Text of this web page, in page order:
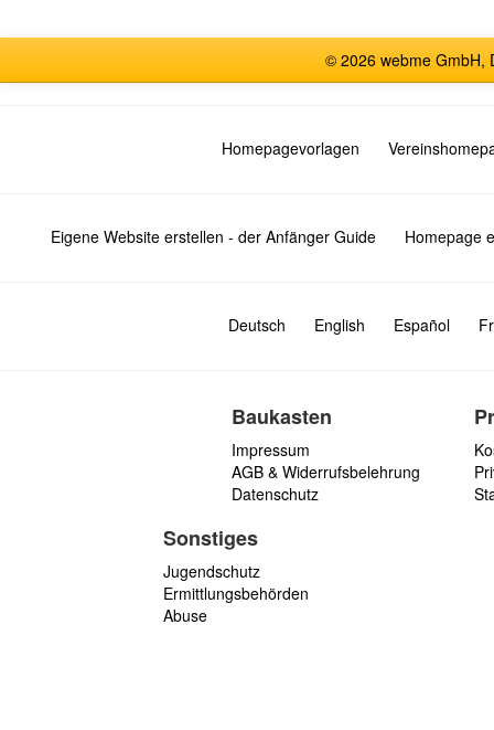
© 2026 webme GmbH,
Homepagevorlagen
Eigene Website erstellen - der Anfänger Guide Homepage
Deutsch English Español
Baukasten
Impressum
AGB & Widerrufsbelehrung
Datenschutz
Sonstiges
Jugendschutz
Ermittlungsbehörden
Abuse